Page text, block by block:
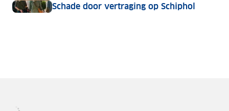
Schade door vertraging op Schiphol